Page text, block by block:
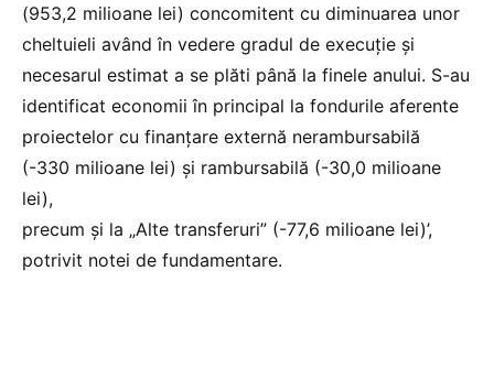
(953,2 milioane lei) concomitent cu diminuarea unor
cheltuieli având în vedere gradul de execuție și
necesarul estimat a se plăti până la finele anului. S-au
identificat economii în principal la fondurile aferente
proiectelor cu finanțare externă nerambursabilă
(-330 milioane lei) și rambursabilă (-30,0 milioane
lei),
precum și la „Alte transferuri” (-77,6 milioane lei)’,
potrivit notei de fundamentare.